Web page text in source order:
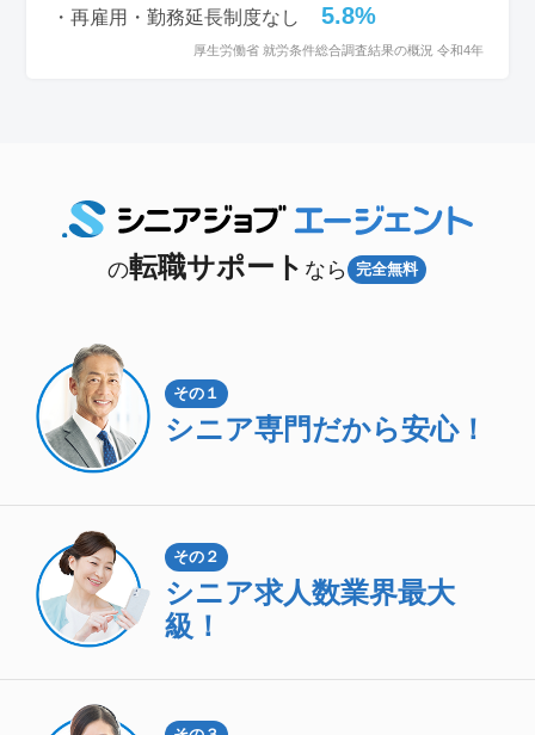
・再雇用・勤務延長制度なし 5.8%
厚生労働省 就労条件総合調査結果の概況 令和4年
の転職サポート なら 完全無料
その１
シニア専門だから安心！
その２
シニア求人数業界最大
級！